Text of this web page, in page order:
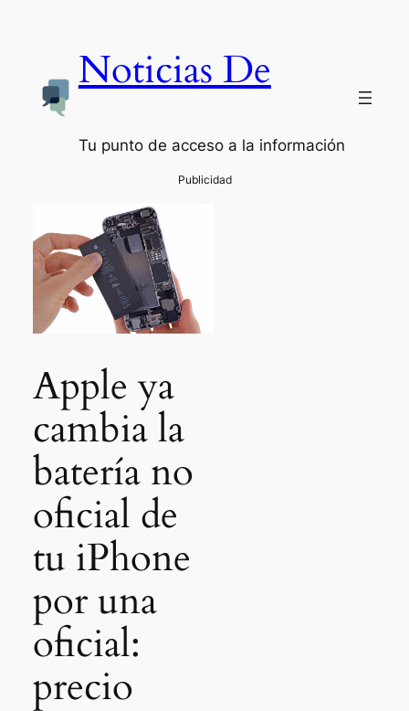
Noticias De
Tu punto de acceso a la información
Apple ya
cambia la
batería no
oficial de
tu iPhone
por una
oficial:
precio